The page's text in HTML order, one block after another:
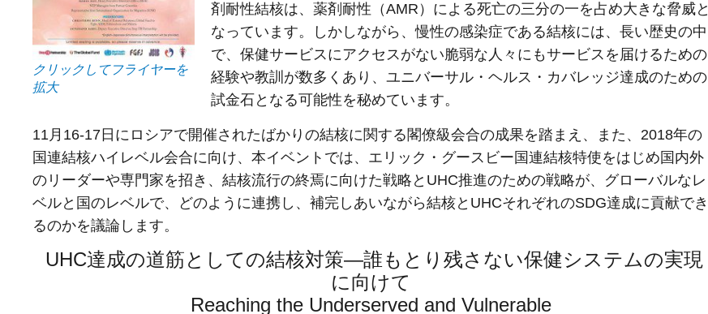
クリックしてフライヤーを
拡大
剤耐性結核は、薬剤耐性（AMR）による死亡の三分の一を占め大きな脅威と
なっています。しかしながら、慢性の感染症である結核には、長い歴史の中
で、保健サービスにアクセスがない脆弱な人々にもサービスを届けるための
経験や教訓が数多くあり、ユニバーサル・ヘルス・カバレッジ達成のための
試金石となる可能性を秘めています。
11月16-17日にロシアで開催されたばかりの結核に関する閣僚級会合の成果を踏まえ、また、2018年の
国連結核ハイレベル会合に向け、本イベントでは、エリック・グースビー国連結核特使をはじめ国内外
のリーダーや専門家を招き、結核流行の終焉に向けた戦略とUHC推進のための戦略が、グローバルなレ
ベルと国のレベルで、どのように連携し、補完しあいながら結核とUHCそれぞれのSDG達成に貢献でき
るのかを議論します。
UHC達成の道筋としての結核対策―誰もとり残さない保健システムの実現
に向けて
Reaching the Underserved and Vulnerable